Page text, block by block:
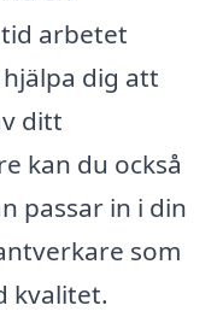
arbetet
dig att
ditt
kan du också
passar in i din
som
kvalitet.